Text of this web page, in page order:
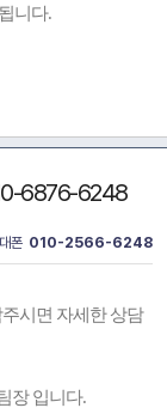
니다.
6876-6248
폰 010-2566-6248
시면 자세한 상담
장 입니다.